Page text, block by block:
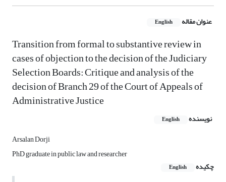
عنوان مقاله English
Transition from formal to substantive review in
cases of objection to the decision of the Judiciary
Selection Boards: Critique and analysis of the
decision of Branch 29 of the Court of Appeals of
Administrative Justice
نویسنده English
Arsalan Dorji
PhD graduate in public law and researcher
چکیده
English